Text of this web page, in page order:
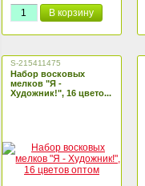
В корзину
S-215411475
Набор восковых
мелков "Я -
Художник!", 16 цвето...